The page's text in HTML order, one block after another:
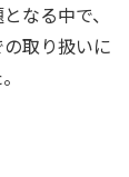
なる中で、
取り扱いに